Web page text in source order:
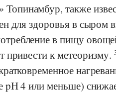
Топинамбур, также
для здоровья в сыром
в пищу
привести к метеоризму.
4 или меньше)